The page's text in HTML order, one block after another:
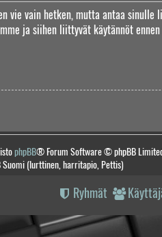
vain hetken, mutta antaa sinulle
ja siihen liittyvät käytännöt
phpBB® Forum Software © phpBB
Suomi (lurttinen, harritapio, Pettis)
Ryhmät